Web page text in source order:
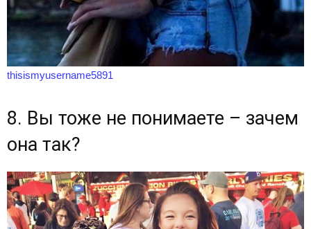
thisismyusername5891
8. Вы тоже не понимаете – зачем
она так?